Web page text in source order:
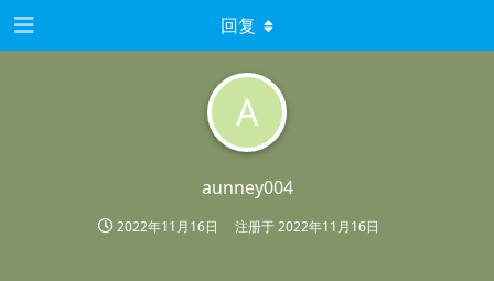
A
aunney004
2022年11月16日 注册于2022年11月16日
回复